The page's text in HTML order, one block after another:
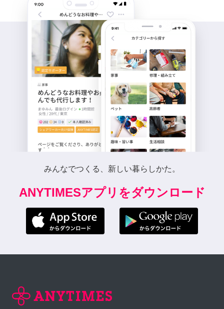
みんなでつくる、新しい暮らしかた。
ANYTIMESアプリをダウンロード